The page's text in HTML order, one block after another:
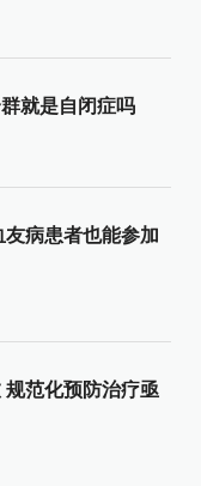
就是自闭症吗
友病患者也能参加
规范化预防治疗亟